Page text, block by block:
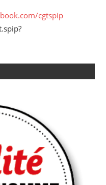
cgtspip